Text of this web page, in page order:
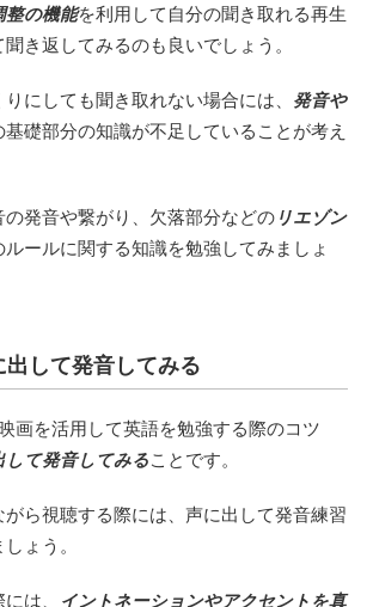
整の機能を利用して自分の聞き取れる再生
き返してみるのも良いでしょう。
にしても聞き取れない場合には、 発音や
基礎部分の知識が不足していることが考え
の発音や繋がり、欠落部分などのリエゾン
ールに関する知識を勉強してみましょ
して発音してみる
画を活用して英語を勉強する際のコツ
して発音してみることです。
ら視聴する際には、声に出して発音練習
ょう。
は、
イントネーションやアクセントを真